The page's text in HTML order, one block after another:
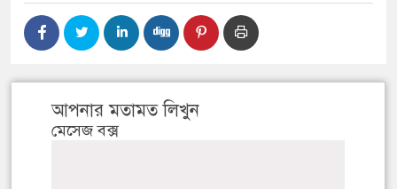
আপনার মতামত লিখুন
মেসেজ বক্স